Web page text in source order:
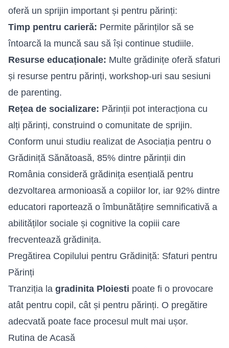
oferă un sprijin important și pentru părinți:
Timp pentru carieră: Permite părinților să se
întoarcă la muncă sau să își continue studiile.
Resurse educaționale: Multe grădinițe oferă sfaturi
și resurse pentru părinți, workshop-uri sau sesiuni
de parenting.
Rețea de socializare: Părinții pot interacționa cu
alți părinți, construind o comunitate de sprijin.
Conform unui studiu realizat de Asociația pentru o
Grădiniță Sănătoasă, 85% dintre părinții din
România consideră grădinița esențială pentru
dezvoltarea armonioasă a copiilor lor, iar 92% dintre
educatori raportează o îmbunătățire semnificativă a
abilităților sociale și cognitive la copiii care
frecventează grădinița.
Pregătirea Copilului pentru Grădiniță: Sfaturi pentru
Părinți
Tranziția la gradinita Ploiesti poate fi o provocare
atât pentru copil, cât și pentru părinți. O pregătire
adecvată poate face procesul mult mai ușor.
Rutina de Acasă